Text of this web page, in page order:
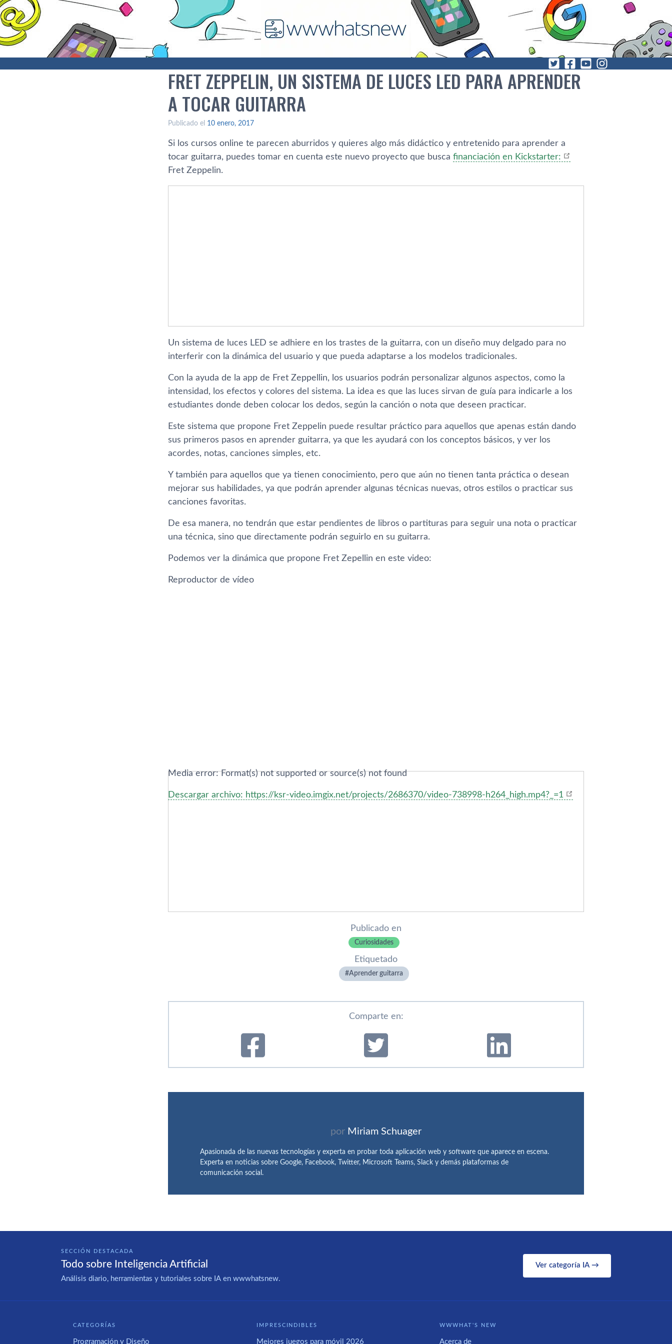
FRET ZEPPELIN, UN SISTEMA DE LUCES LED PARA APRENDER
A TOCAR GUITARRA
Publicado el 10 enero, 2017
Si los cursos online te parecen aburridos y quieres algo más didáctico y entretenido para aprender a
tocar guitarra, puedes tomar en cuenta este nuevo proyecto que busca financiación en Kickstarter:
Fret Zeppelin.
Un sistema de luces LED se adhiere en los trastes de la guitarra, con un diseño muy delgado para no
interferir con la dinámica del usuario y que pueda adaptarse a los modelos tradicionales.
Con la ayuda de la app de Fret Zeppellin, los usuarios podrán personalizar algunos aspectos, como la
intensidad, los efectos y colores del sistema. La idea es que las luces sirvan de guí­a para indicarle a los
estudiantes donde deben colocar los dedos, según la canción o nota que deseen practicar.
Este sistema que propone Fret Zeppelin puede resultar práctico para aquellos que apenas están dando
sus primeros pasos en aprender guitarra, ya que les ayudará con los conceptos básicos, y ver los
acordes, notas, canciones simples, etc.
Y también para aquellos que ya tienen conocimiento, pero que aún no tienen tanta práctica o desean
mejorar sus habilidades, ya que podrán aprender algunas técnicas nuevas, otros estilos o practicar sus
canciones favoritas.
De esa manera, no tendrán que estar pendientes de libros o partituras para seguir una nota o practicar
una técnica, sino que directamente podrán seguirlo en su guitarra.
Podemos ver la dinámica que propone Fret Zepellin en este video:
Reproductor de vídeo
Media error: Format(s) not supported or source(s) not found
Descargar archivo: https://ksr-video.imgix.net/projects/2686370/video-738998-h264_high.mp4?_=1
Publicado en
Curiosidades
Etiquetado
Aprender guitarra
Comparte en:
por Miriam Schuager
Apasionada de las nuevas tecnologías y experta en probar toda aplicación web y software que aparece en escena.
Experta en noticias sobre Google, Facebook, Twitter, Microsoft Teams, Slack y demás plataformas de
comunicación social.
SECCIÓN DESTACADA
Todo sobre Inteligencia Artificial
Análisis diario, herramientas y tutoriales sobre IA en wwwhatsnew.
Ver categoría IA →
CATEGORÍAS
Programación y Diseño
IMPRESCINDIBLES
Mejores juegos para móvil 2026
WWWHAT'S NEW
Acerca de